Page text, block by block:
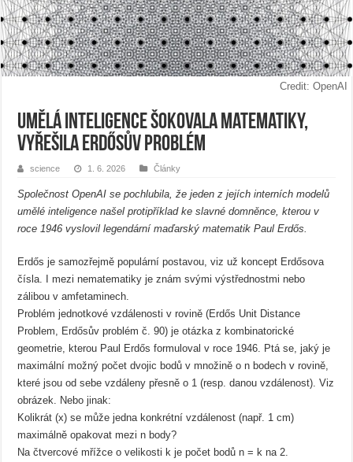
Credit: OpenAI
Umělá inteligence šokovala matematiky,
vyřešila Erdősův problém
science 1. 6. 2026 Články
Společnost OpenAI se pochlubila, že jeden z jejích interních modelů
umělé inteligence našel protipříklad ke slavné domněnce, kterou v
roce 1946 vyslovil legendární maďarský matematik Paul Erdős.
Erdős je samozřejmě populární postavou, viz už koncept Erdősova
čísla. I mezi nematematiky je znám svými výstřednostmi nebo
zálibou v amfetaminech.
Problém jednotkové vzdálenosti v rovině (Erdős Unit Distance
Problem, Erdősův problém č. 90) je otázka z kombinatorické
geometrie, kterou Paul Erdős formuloval v roce 1946. Ptá se, jaký je
maximální možný počet dvojic bodů v množině o n bodech v rovině,
které jsou od sebe vzdáleny přesně o 1 (resp. danou vzdálenost). Viz
obrázek. Nebo jinak:
Kolikrát (x) se může jedna konkrétní vzdálenost (např. 1 cm)
maximálně opakovat mezi n body?
Na čtvercové mřížce o velikosti k je počet bodů n = k na 2.